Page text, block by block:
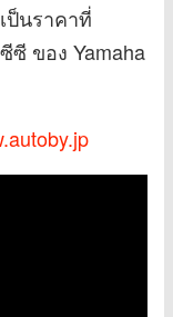
ป็นราคาที่
ของ Yamaha